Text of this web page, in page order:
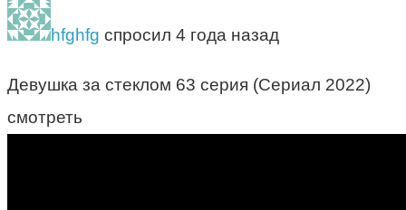
hfghfg спросил 4 года назад
Девушка за стеклом 63 серия (Сериал 2022)
смотреть